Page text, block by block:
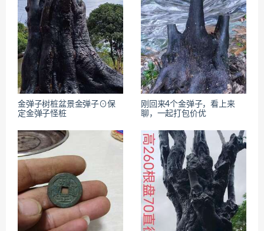
金弹子树桩盆景金弹子⊙保
定金弹子怪桩
刚回来4个金弹子，看上来
聊，一起打包价优